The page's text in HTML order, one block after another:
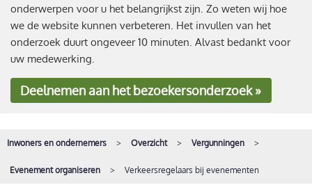
onderwerpen voor u het belangrijkst zijn. Zo weten wij hoe
we de website kunnen verbeteren. Het invullen van het
onderzoek duurt ongeveer 10 minuten. Alvast bedankt voor
uw medewerking.
Deelnemenaan het bezoekersonderzoek »
Inwoners en ondernemers Overzicht Vergunningen
Evenement organiseren Verkeersregelaars bij evenementen